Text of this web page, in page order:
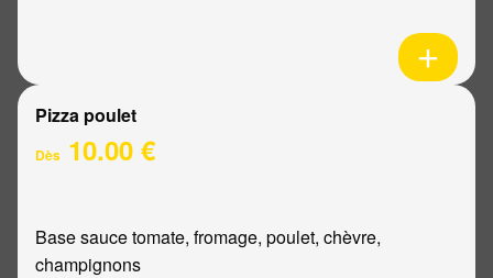
Pizza poulet
Dès 10.00 €
Base sauce tomate, fromage, poulet, chèvre,
champignons